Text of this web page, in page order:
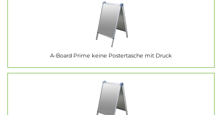
A-Board Prime keine Postertasche mit Druck